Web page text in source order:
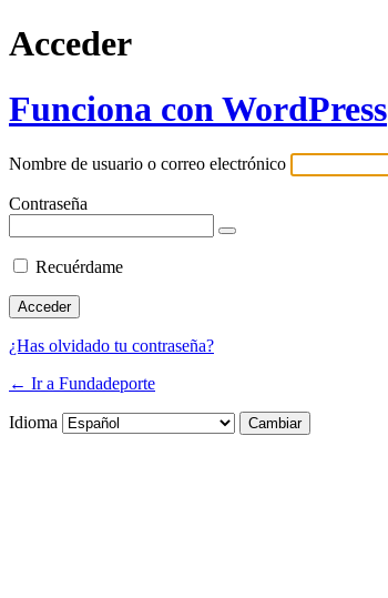
Acceder
Funciona con WordPress
Nombre de usuario o correo electrónico
Contraseña
Recuérdame
¿Has olvidado tu contraseña?
← Ir a Fundadeporte
Idioma